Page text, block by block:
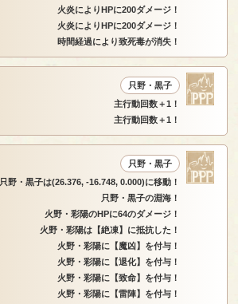
火炎によりHPに200ダメージ！
火炎によりHPに200ダメージ！
時間経過により致死毒が消失！
只野・黒子
主行動回数＋1！
主行動回数＋1！
只野・黒子
只野・黒子は(26.376, -16.748, 0.000)に移動！
只野・黒子の淵海！
火野・彩陽のHPに64のダメージ！
火野・彩陽は【絶凍】に抵抗した！
火野・彩陽に【魔凶】を付与！
火野・彩陽に【退化】を付与！
火野・彩陽に【致命】を付与！
火野・彩陽に【雷陣】を付与！